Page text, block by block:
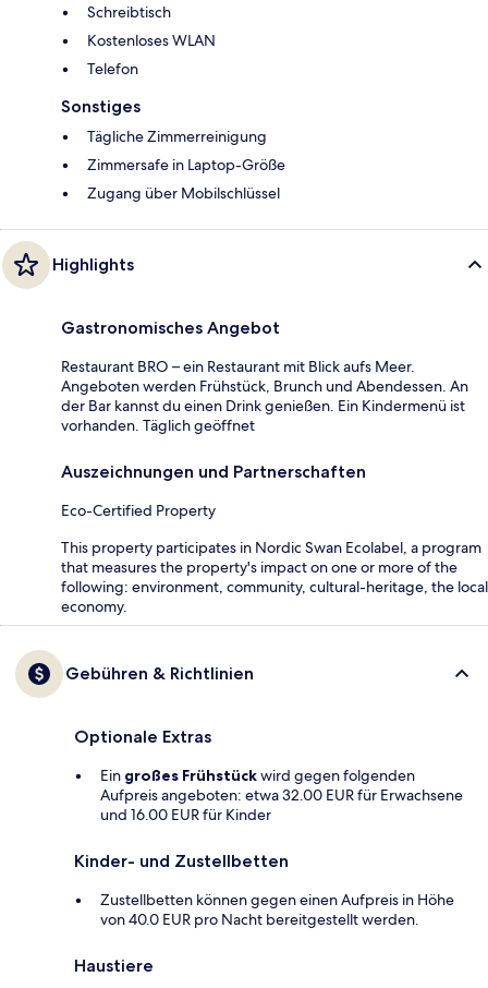
Schreibtisch
Kostenloses WLAN
Telefon
Sonstiges
Tägliche Zimmerreinigung
Zimmersafe in Laptop-Größe
Zugang über Mobilschlüssel
Highlights
Gastronomisches Angebot
Restaurant BRO – ein Restaurant mit Blick aufs Meer.
Angeboten werden Frühstück, Brunch und Abendessen. An
der Bar kannst du einen Drink genießen. Ein Kindermenü ist
vorhanden. Täglich geöffnet
Auszeichnungen und Partnerschaften
Eco-Certified Property
This property participates in Nordic Swan Ecolabel, a program
that measures the property's impact on one or more of the
following: environment, community, cultural-heritage, the local
economy.
Gebühren & Richtlinien
Optionale Extras
Ein großes Frühstückwird gegen folgenden
Aufpreis angeboten: etwa 32.00 EUR für Erwachsene
und 16.00 EUR für Kinder
Kinder- und Zustellbetten
Zustellbetten können gegen einen Aufpreis in Höhe
von 40.0 EUR pro Nacht bereitgestellt werden.
Haustiere